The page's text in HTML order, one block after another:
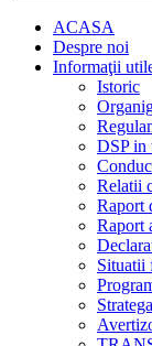
ACASA
Despre noi
Informaţii
Istoric
DSP in
Relatii
Raport
Raport
Situatii